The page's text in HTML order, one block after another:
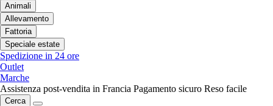
Animali
Allevamento
Fattoria
Speciale estate
Spedizione in 24 ore
Outlet
Marche
Assistenza post-vendita in Francia Pagamento sicuro Reso facile
Cerca